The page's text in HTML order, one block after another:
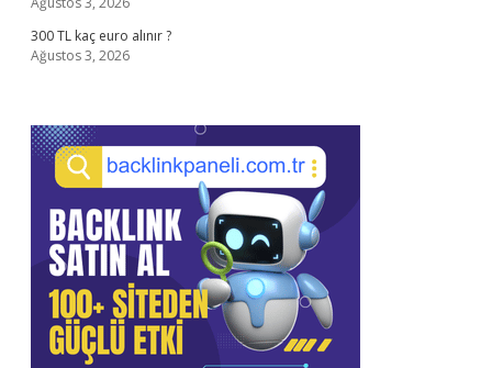
300 TL kaç euro alınır ?
Ağustos 3, 2026